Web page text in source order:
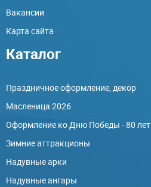
Вакансии
Карта сайта
Каталог
Праздничное оформление, декор
Масленица 2026
Оформление ко Дню Победы - 80 лет
Зимние аттракционы
Надувные арки
Надувные ангары